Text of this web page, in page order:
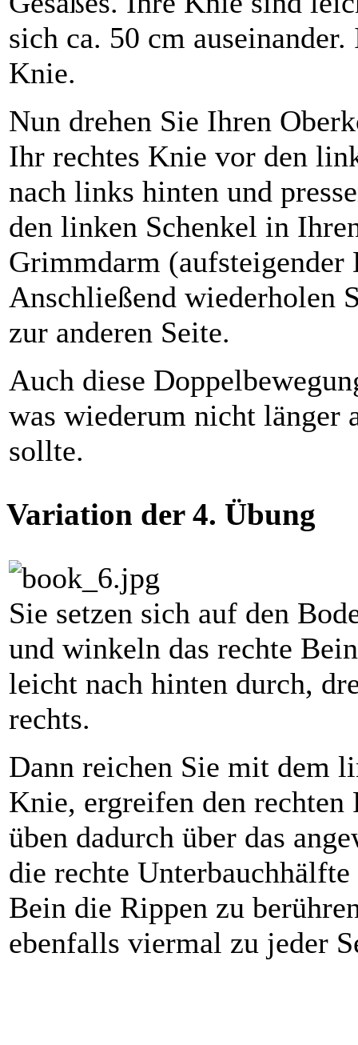
sich ca. 50 cm
Knie.
Nun drehen Sie Ihren
Ihr rechtes Knie vor den
nach links hinten und
den linken Schenkel in
Grimmdarm (aufsteigender
Anschließend wiederholen
zur anderen Seite.
Auch diese
was wiederum nicht länger
sollte.
Variation der 4. Übung
Sie setzen sich auf den
und winkeln das rechte
leicht nach hinten durch,
rechts.
Dann reichen Sie mit dem
Knie, ergreifen den rechten
üben dadurch über das
die rechte
Bein die Rippen zu
ebenfalls viermal zu jeder